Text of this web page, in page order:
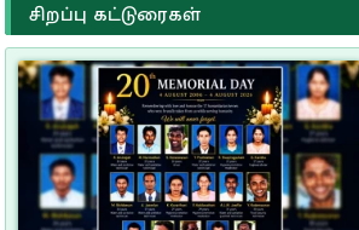
சிறப்பு கட்டுரைகள்